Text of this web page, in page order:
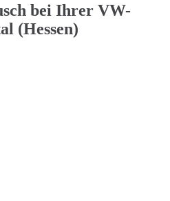
bei Ihrer VW-
(Hessen)